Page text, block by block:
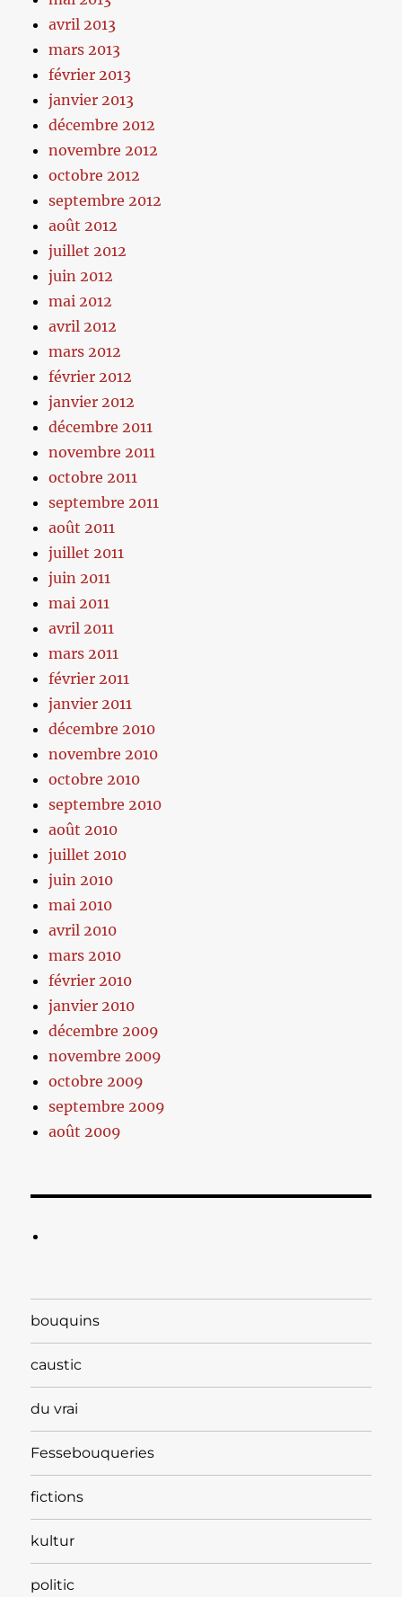
avril 2013
mars 2013
février 2013
janvier 2013
décembre 2012
novembre 2012
octobre 2012
septembre 2012
août 2012
juillet 2012
juin 2012
mai 2012
avril 2012
mars 2012
février 2012
janvier 2012
décembre 2011
novembre 2011
octobre 2011
septembre 2011
août 2011
juillet 2011
juin 2011
mai 2011
avril 2011
mars 2011
février 2011
janvier 2011
décembre 2010
novembre 2010
octobre 2010
septembre 2010
août 2010
juillet 2010
juin 2010
mai 2010
avril 2010
mars 2010
février 2010
janvier 2010
décembre 2009
novembre 2009
octobre 2009
septembre 2009
août 2009
bouquins
caustic
du vrai
Fessebouqueries
fictions
kultur
politic